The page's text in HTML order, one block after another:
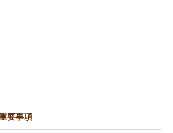
要事項